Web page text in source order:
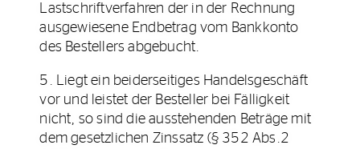
Lastschriftverfahren der in der Rechnung
ausgewiesene Endbetrag vom Bankkonto
des Bestellers abgebucht.
5. Liegt ein beiderseitiges Handelsgeschäft
vor und leistet der Besteller bei Fälligkeit
nicht, so sind die ausstehenden Beträge mit
dem gesetzlichen Zinssatz (§ 352 Abs.2